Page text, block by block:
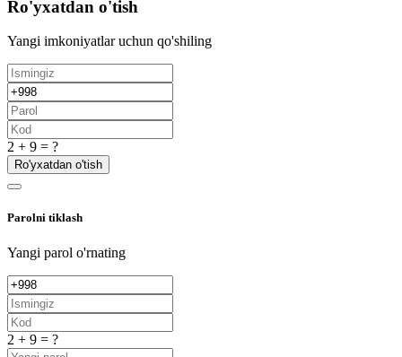
Ro'yxatdan o'tish
Yangi imkoniyatlar uchun qo'shiling
2 + 9 = ?
Ro'yxatdan o'tish
Parolni tiklash
Yangi parol o'rnating
2 + 9 = ?